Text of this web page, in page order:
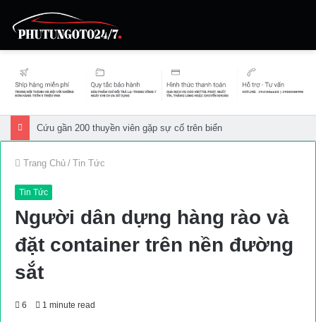
Cứu gần 200 thuyền viên gặp sự cố trên biển
Trang Chủ / Tin Tức
Tin Tức
Người dân dựng hàng rào và
đặt container trên nền đường
sắt
6 1 minute read